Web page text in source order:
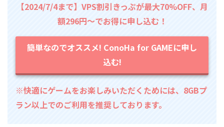
【2024/7/4まで】VPS割引きっぷが最大70%OFF、月
額296円～でお得に申し込む！
簡単なのでオススメ! ConoHa for GAMEに申し
込む!
※快適にゲームをお楽しみいただくためには、8GBプ
ラン以上でのご利用を推奨しております。